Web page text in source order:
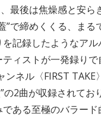
最後は焦燥感と安ら
”で締めくくる、まる
記録したようなア
ィストが一発録り
ネル〈FIRST TAKE
の2曲が収録されてお
ある至極のバラー